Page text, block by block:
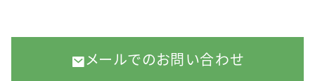
メールでのお問い合わせ